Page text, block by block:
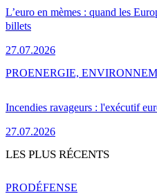
L’euro en mèmes : quand les
billets
27.07.2026
Incendies ravageurs : l'exécutif
27.07.2026
PROENERGIE,
LES PLUS RÉCENTS
PRODÉFENSE